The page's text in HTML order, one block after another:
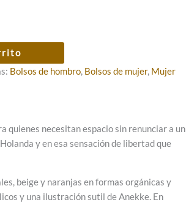
Bolsos de hombro, Bolsos de mujer, Mujer
quienes necesitan espacio sin renunciar a un
y en esa sensación de libertad que
beige y naranjas en formas orgánicas y
y una ilustración sutil de Anekke. En